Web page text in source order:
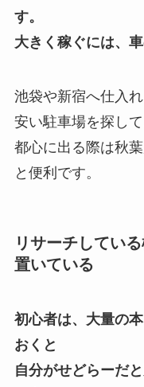
す。
大きく稼ぐには、
池袋や新宿へ仕入れ
安い駐車場を探し
都心に出る際は秋
と便利です。
リサーチしてい
置いている
初心者は、大量の
おくと
自分がせどらーだ